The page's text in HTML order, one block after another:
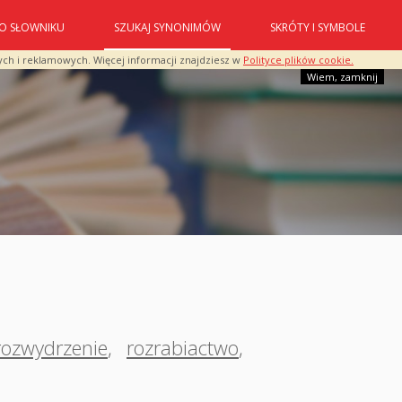
i reklamowych. Więcej informacji znajdziesz w Polityce plików cookie.
Wiem, zamknij
O SŁOWNIKU SZUKAJ SYNONIMÓW SKRÓTY I SYMBOLE
, rozrabiactwo,